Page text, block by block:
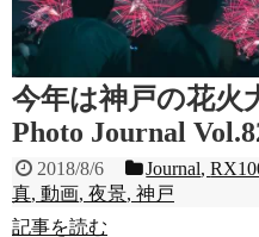
今年は神戸の花火
Photo Journal
2018/8/6 Journal,
真, 動画, 夜景, 神戸
記事を読む